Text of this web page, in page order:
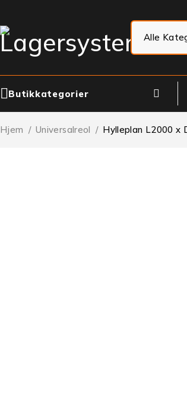
Butikkategorier
Hjem / Universalreol / Hylleplan L2000 x